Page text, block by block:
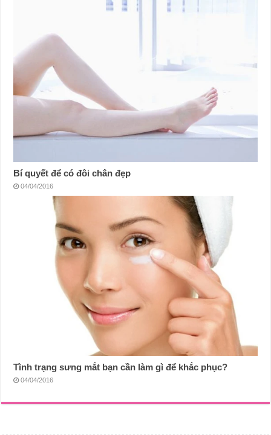
Bí quyết để có đôi chân đẹp
04/04/2016
Tình trạng sưng mắt bạn cần làm gì để khắc phục?
04/04/2016